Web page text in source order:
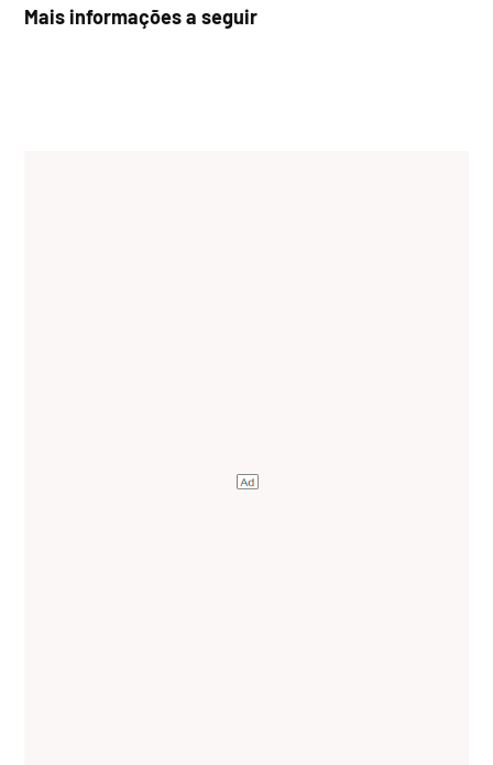
Mais informações a seguir